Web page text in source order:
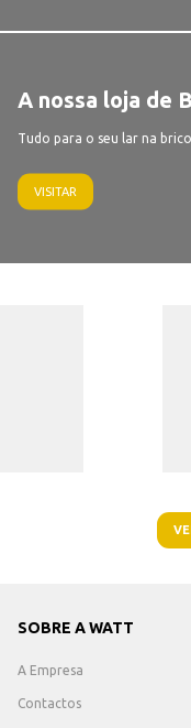
A nossa loja de
Tudo para o seu lar na
VISITAR
SOBRE A WATT
A Empresa
Contactos